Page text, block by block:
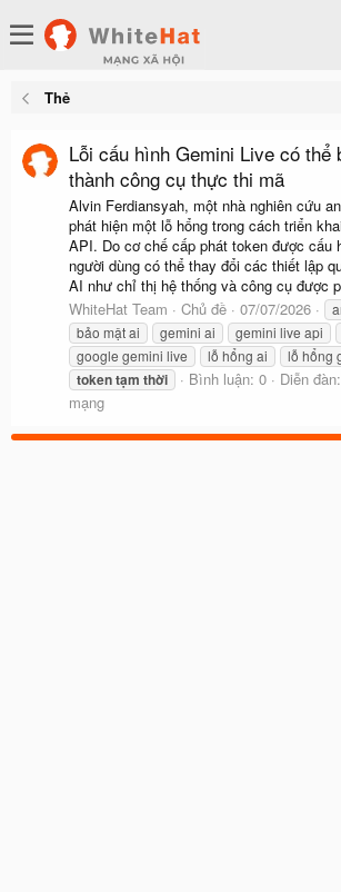
Thẻ
Lỗi cấu hình Gemini Live có thể
thành công cụ thực thi mã
Alvin Ferdiansyah, một nhà nghiên cứu
phát hiện một lỗ hổng trong cách triển
API. Do cơ chế cấp phát token được cấu
người dùng có thể thay đổi các thiết lập
AI như chỉ thị hệ thống và công cụ được
WhiteHat Team
Chủ đề 07/07/2026
bảo mật ai
gemini ai gemini live api
google gemini live
lỗ hổng ai lỗ hổng
tokentạm thời Bình luận: 0 Diễn đàn:
mạng